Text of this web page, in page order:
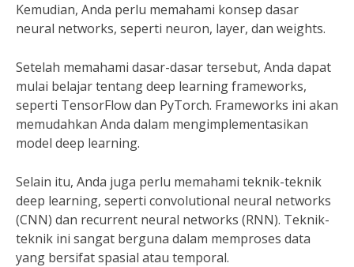
Kemudian, Anda perlu memahami konsep dasar
neural networks, seperti neuron, layer, dan weights.
Setelah memahami dasar-dasar tersebut, Anda dapat
mulai belajar tentang deep learning frameworks,
seperti TensorFlow dan PyTorch. Frameworks ini akan
memudahkan Anda dalam mengimplementasikan
model deep learning.
Selain itu, Anda juga perlu memahami teknik-teknik
deep learning, seperti convolutional neural networks
(CNN) dan recurrent neural networks (RNN). Teknik-
teknik ini sangat berguna dalam memproses data
yang bersifat spasial atau temporal.